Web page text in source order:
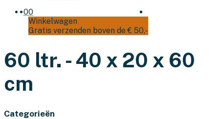
00
Winkelwagen
Gratis verzenden boven de € 50,-
60 ltr. - 40 x 20 x 60
cm
Categorieën